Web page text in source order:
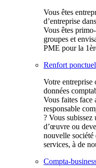
Vous êtes
d’entreprise
Vous êtes
groupes et
PME pour la
Renfort ponctuel
Votre entreprise
données
Vous faites face
responsable
? Vous subissez
d’œuvre ou
nouvelle société
services, à de
Compta-